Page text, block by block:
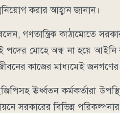
করার আহ্বান জানান।
গণতান্ত্রিক কাঠামোতে
পদের মোহে অন্ধ না হয়ে
কাজের মাধ্যমেই
ঊর্ধ্বতন কর্মকর্তারা
সরকারের বিভিন্ন